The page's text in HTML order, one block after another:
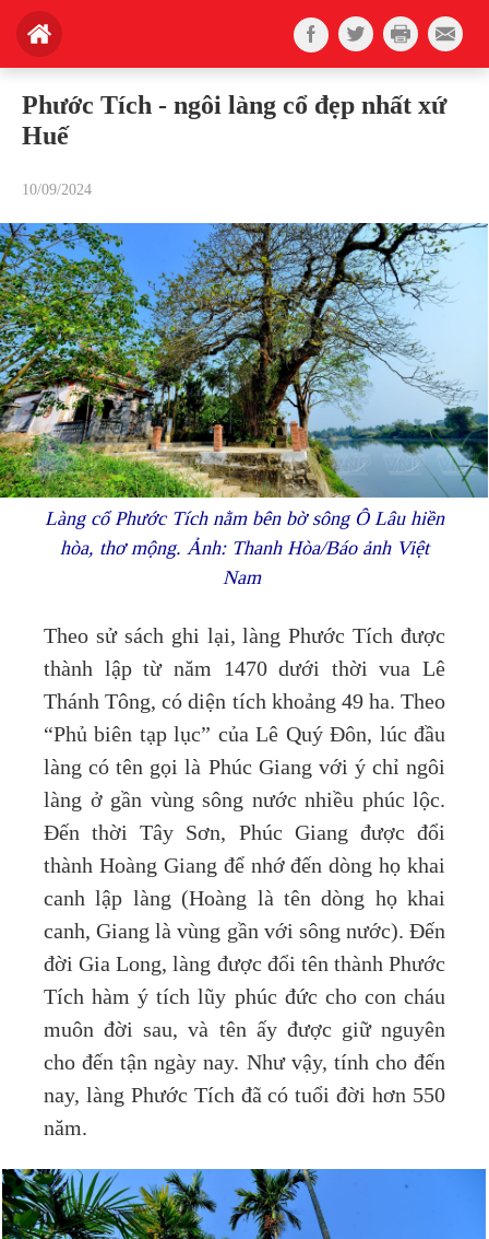
Phước Tích - ngôi làng cổ đẹp nhất xứ
Huế
10/09/2024
Làng cổ Phước Tích nằm bên bờ sông Ô Lâu hiền
hòa, thơ mộng. Ảnh: Thanh Hòa/Báo ảnh Việt
Nam
Theo sử sách ghi lại, làng Phước Tích được
thành lập từ năm 1470 dưới thời vua Lê
Thánh Tông, có diện tích khoảng 49 ha. Theo
“Phủ biên tạp lục” của Lê Quý Đôn, lúc đầu
làng có tên gọi là Phúc Giang với ý chỉ ngôi
làng ở gần vùng sông nước nhiều phúc lộc.
Đến thời Tây Sơn, Phúc Giang được đổi
thành Hoàng Giang để nhớ đến dòng họ khai
canh lập làng (Hoàng là tên dòng họ khai
canh, Giang là vùng gần với sông nước). Đến
đời Gia Long, làng được đổi tên thành Phước
Tích hàm ý tích lũy phúc đức cho con cháu
muôn đời sau, và tên ấy được giữ nguyên
cho đến tận ngày nay. Như vậy, tính cho đến
nay, làng Phước Tích đã có tuổi đời hơn 550
năm.